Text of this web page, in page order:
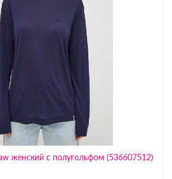
женский с полугольфом (536607512)